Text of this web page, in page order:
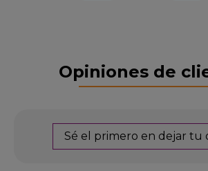
Opiniones de
Sé el primero en dejar tu